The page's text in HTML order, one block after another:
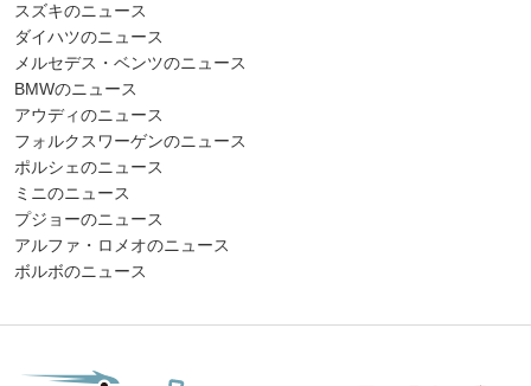
スズキのニュース
ダイハツのニュース
メルセデス・ベンツのニュース
BMWのニュース
アウディのニュース
フォルクスワーゲンのニュース
ポルシェのニュース
ミニのニュース
プジョーのニュース
アルファ・ロメオのニュース
ボルボのニュース